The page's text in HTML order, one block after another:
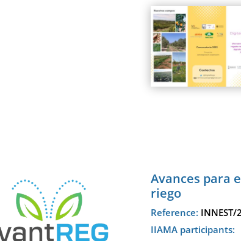
Avances para
riego
Reference: INNEST/
IIAMA participants: